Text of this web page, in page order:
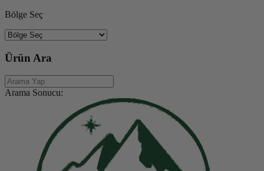
Bölge Seç
Ürün Ara
Arama Sonucu: